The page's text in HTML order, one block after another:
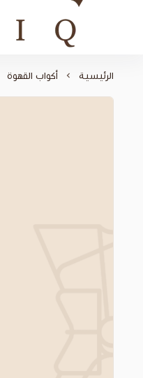
الرئيسية أكواب القهوة